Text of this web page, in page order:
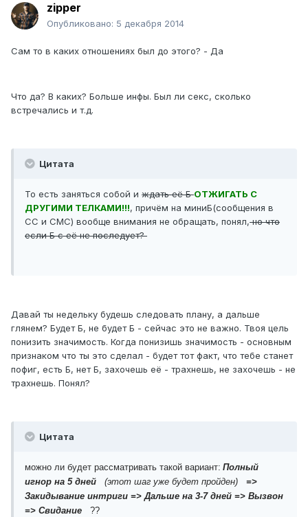
zipper
Опубликовано: 5 декабря 2014
Сам то в каких отношениях был до этого? - Да
Что да? В каких? Больше инфы. Был ли секс, сколько
встречались и т.д.
Цитата
То есть заняться собой и ждать её БОТЖИГАТЬ С
ДРУГИМИ ТЕЛКАМИ!!!, причём на миниБ(сообщения в
СС и СМС) вообще внимания не обращать, понял,но что
если Б с её не последует?
Давай ты недельку будешь следовать плану, а дальше
глянем? Будет Б, не будет Б - сейчас это не важно. Твоя цель
понизить значимость. Когда понизишь значимость - основным
признаком что ты это сделал - будет тот факт, что тебе станет
пофиг, есть Б, нет Б, захочешь её - трахнешь, не захочешь - не
трахнешь. Понял?
Цитата
можно ли будет рассматривать такой вариант: Полный
игнор на 5 дней
(этот шаг уже будет пройден)
=>
Закидывание интриги => Дальше на 3-7 дней => Вызвон
=> Свидание ??